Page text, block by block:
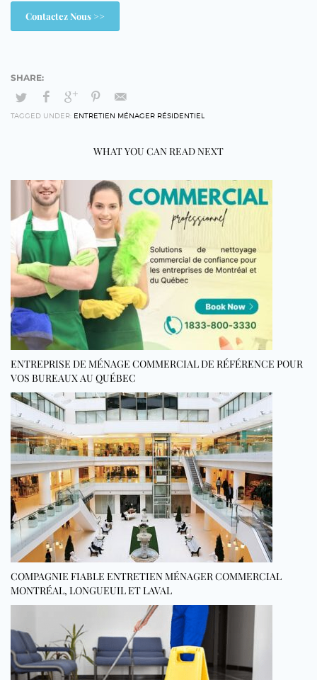
Contactez Nous >>
TAGGED UNDER: ENTRETIEN MÉNAGER RÉSIDENTIEL
WHAT YOU CAN READ NEXT
ENTREPRISE DE MÉNAGE COMMERCIAL DE RÉFÉRENCE POUR
VOS BUREAUX AU QUÉBEC
COMPAGNIE FIABLE ENTRETIEN MÉNAGER COMMERCIAL
MONTRÉAL, LONGUEUIL ET LAVAL